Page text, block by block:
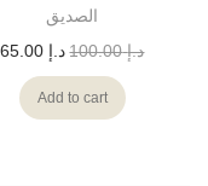
الصديق
د.إ100.00 د.إ
Add to cart